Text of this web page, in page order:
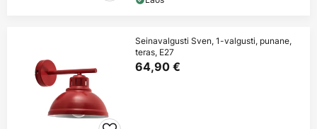
Seinavalgusti Sven, 1-valgusti, punane,
teras, E27
64,90 €